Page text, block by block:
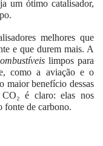
um ótimo catalisador,
melhores que
e que durem mais. A
limpos para
como a aviação e o
maior benefício dessas
CO₂ é claro: elas nos
fonte de carbono.